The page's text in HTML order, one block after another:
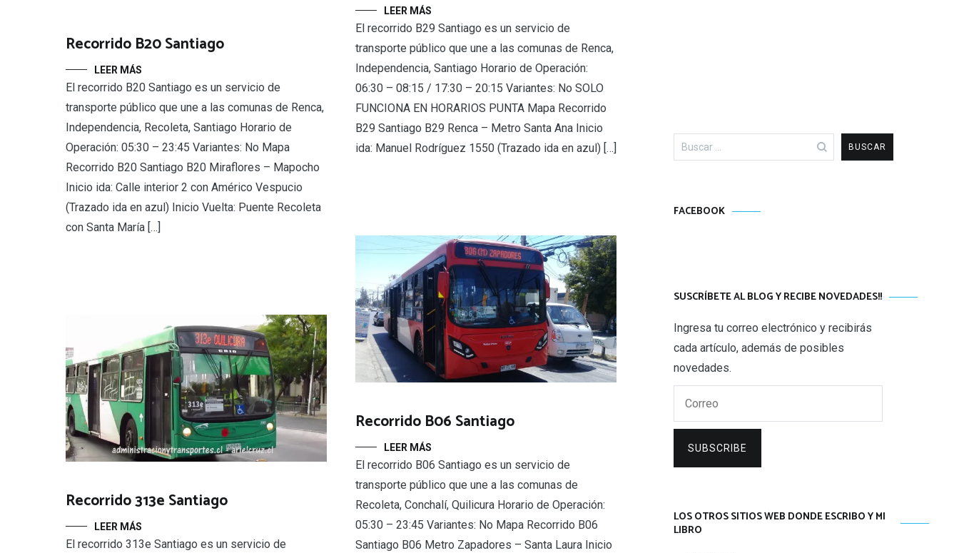
LEER MÁS
El recorrido B29 Santiago es un servicio de
transporte público que une a las comunas de Renca,
Independencia, Santiago Horario de Operación:
06:30 – 08:15 / 17:30 – 20:15 Variantes: No SOLO
FUNCIONA EN HORARIOS PUNTA Mapa Recorrido
B29 Santiago B29 Renca – Metro Santa Ana Inicio
ida: Manuel Rodríguez 1550 (Trazado ida en azul) […]
Recorrido B20 Santiago
LEER MÁS
El recorrido B20 Santiago es un servicio de
transporte público que une a las comunas de Renca,
Independencia, Recoleta, Santiago Horario de
Operación: 05:30 – 23:45 Variantes: No Mapa
Recorrido B20 Santiago B20 Miraflores – Mapocho
Inicio ida: Calle interior 2 con Américo Vespucio
(Trazado ida en azul) Inicio Vuelta: Puente Recoleta
con Santa María […]
Recorrido B06 Santiago
LEER MÁS
El recorrido B06 Santiago es un servicio de
transporte público que une a las comunas de
Recoleta, Conchalí, Quilicura Horario de Operación:
05:30 – 23:45 Variantes: No Mapa Recorrido B06
Santiago B06 Metro Zapadores – Santa Laura Inicio
Recorrido 313e Santiago
LEER MÁS
El recorrido 313e Santiago es un servicio de
Buscar:
FACEBOOK
SUSCRÍBETE AL BLOG Y RECIBE NOVEDADES!!
Ingresa tu correo electrónico y recibirás
cada artículo, además de posibles
novedades.
SUBSCRIBE
LOS OTROS SITIOS WEB DONDE ESCRIBO Y MI
LIBRO